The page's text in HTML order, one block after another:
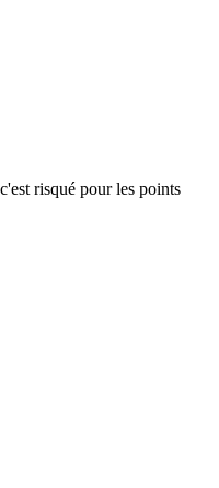
risqué pour les points